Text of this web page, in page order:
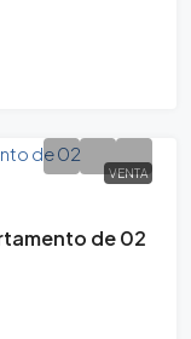
VENTA
de 02